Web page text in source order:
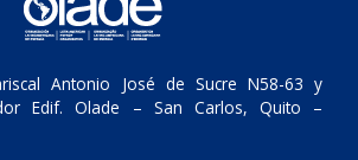
Antonio José de Sucre N58-63 y
Edif. Olade – San Carlos, Quito –